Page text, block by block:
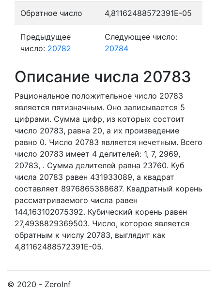
Обратное число 4,81162488572391E-05
Предыдущее
число: 20782
Следующее число:
20784
Описание числа 20783
Рациональное положительное число 20783
является пятизначным. Оно записывается 5
цифрами. Сумма цифр, из которых состоит
число 20783, равна 20, а их произведение
равно 0. Число 20783 является нечетным. Всего
число 20783 имеет 4 делителей: 1, 7, 2969,
20783, . Сумма делителей равна 23760. Куб
числа 20783 равен 431933089, а квадрат
составляет 8976865388687. Квадратный корень
рассматриваемого числа равен
144,163102075392. Кубический корень равен
27,4938829369503. Число, которое является
обратным к числу 20783, выглядит как
4,81162488572391E-05.
© 2020 - ZeroInf